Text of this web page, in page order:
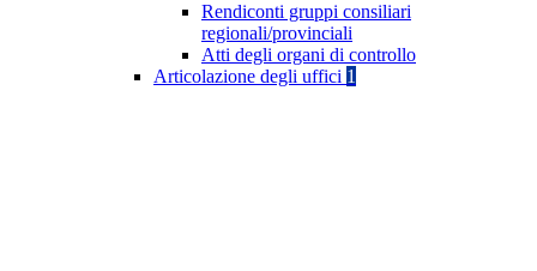
Rendiconti gruppi consiliari
regionali/provinciali
Atti degli organi di controllo
Articolazione degli uffici 1